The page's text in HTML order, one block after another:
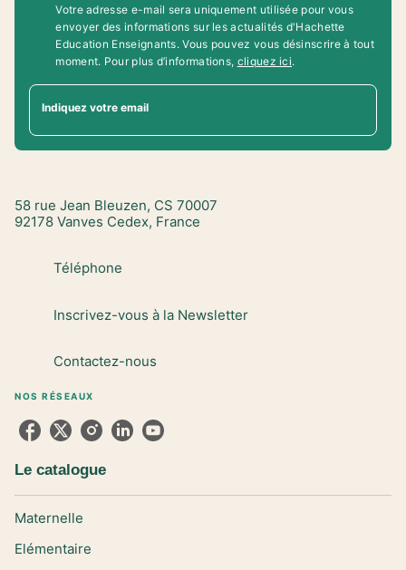
Votre adresse e-mail sera uniquement utilisée pour vous
envoyer des informations sur les actualités d'Hachette
Education Enseignants. Vous pouvez vous désinscrire à tout
moment. Pour plus d’informations, cliquez ici.
Indiquez votre email
58 rue Jean Bleuzen, CS 70007
92178 Vanves Cedex, France
Téléphone
Inscrivez-vous à la Newsletter
Contactez-nous
NOS RÉSEAUX
Le catalogue
Maternelle
Elémentaire